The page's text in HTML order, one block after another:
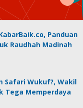
Panduan
Raudhah Madinah
Safari Wukuf?, Wakil
Tega Memperdaya